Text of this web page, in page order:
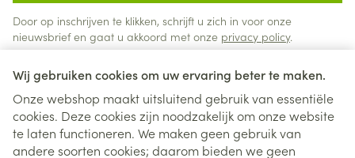
Wij gebruiken cookies om uw ervaring beter te maken.
Onze webshop maakt uitsluitend gebruik van essentiële
cookies. Deze cookies zijn noodzakelijk om onze website
te laten functioneren. We maken geen gebruik van
andere soorten cookies; daarom bieden we geen
Door op inschrijven te klikken, schrijft u zich in voor onze
nieuwsbrief en gaat u akkoord met onze privacy policy.